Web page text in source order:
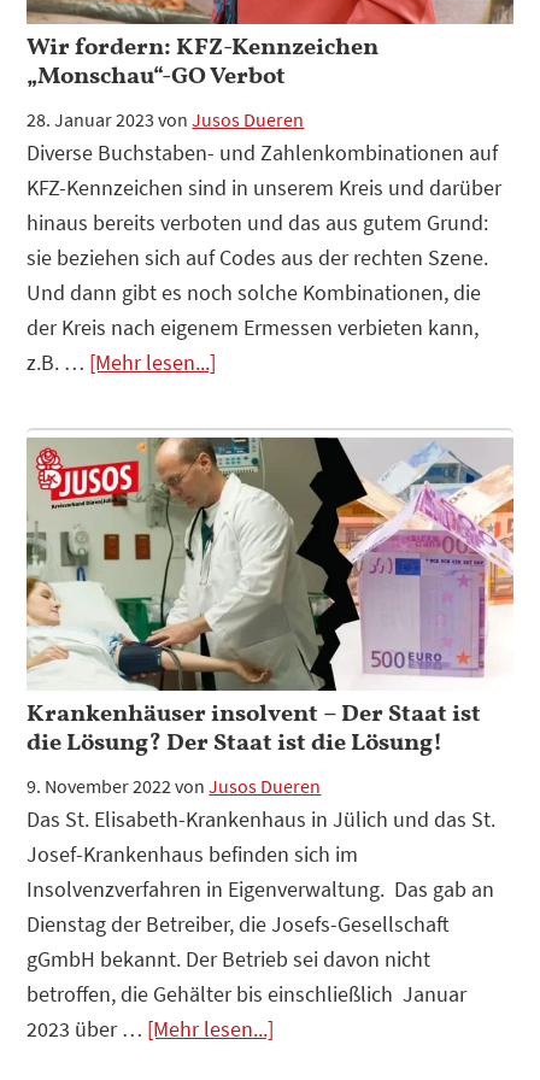
Wir fordern: KFZ-Kennzeichen
„Monschau“-GO Verbot
28. Januar 2023 vonJusos Dueren
Diverse Buchstaben- und Zahlenkombinationen auf
KFZ-Kennzeichen sind in unserem Kreis und darüber
hinaus bereits verboten und das aus gutem Grund:
sie beziehen sich auf Codes aus der rechten Szene.
Und dann gibt es noch solche Kombinationen, die
der Kreis nach eigenem Ermessen verbieten kann,
z.B. … [Mehr lesen...]
Plugin
Wir
fordern:
KFZ-
Kennzeichen
„Monschau“-
GO
Verbot
Krankenhäuser insolvent – Der Staat ist
die Lösung? Der Staat ist die Lösung!
9. November 2022vonJusos Dueren
Das St. Elisabeth-Krankenhaus in Jülich und das St.
Josef-Krankenhaus befinden sich im
Insolvenzverfahren in Eigenverwaltung. Das gab an
Dienstag der Betreiber, die Josefs-Gesellschaft
gGmbH bekannt. Der Betrieb sei davon nicht
betroffen, die Gehälter bis einschließlich Januar
2023 über … [Mehr lesen...]